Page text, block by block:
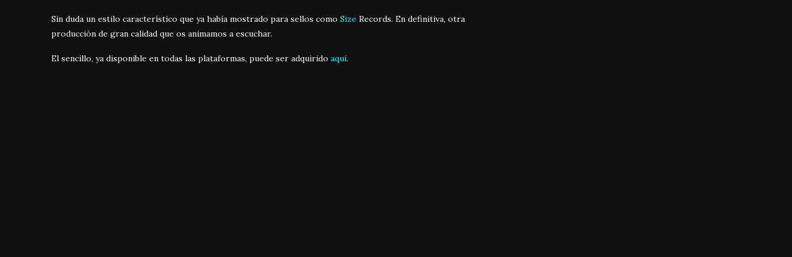
Sin duda un estilo característico que ya había mostrado para sellos como Size Records. En definitiva, otra
producción de gran calidad que os animamos a escuchar.
El sencillo, ya disponible en todas las plataformas, puede ser adquirido aquí.